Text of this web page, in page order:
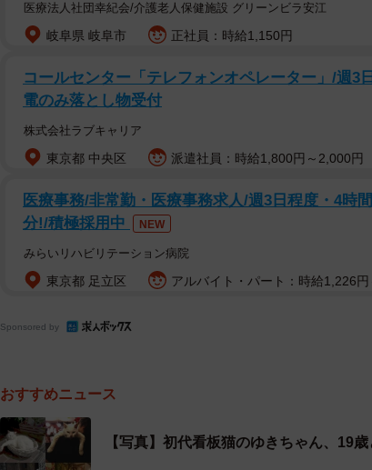
医療法人社団幸紀会/介護老人保健施設 グリーンビラ安江
岐阜県 岐阜市 正社員：時給1,150円
コールセンター「テレフォンオペレーター」/週3
電のみ落とし物受付
株式会社ラブキャリア
東京都 中央区 派遣社員：時給1,800円～2,000円
医療事務/非常勤・医療事務求人/週3日程度・4時
分!/積極採用中
NEW
みらいリハビリテーション病院
東京都 足立区 アルバイト・パート：時給1,226円
Sponsored by
おすすめニュース
【写真】初代看板猫のゆきちゃん、19